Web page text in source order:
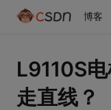
博客
L9110S
走直线？